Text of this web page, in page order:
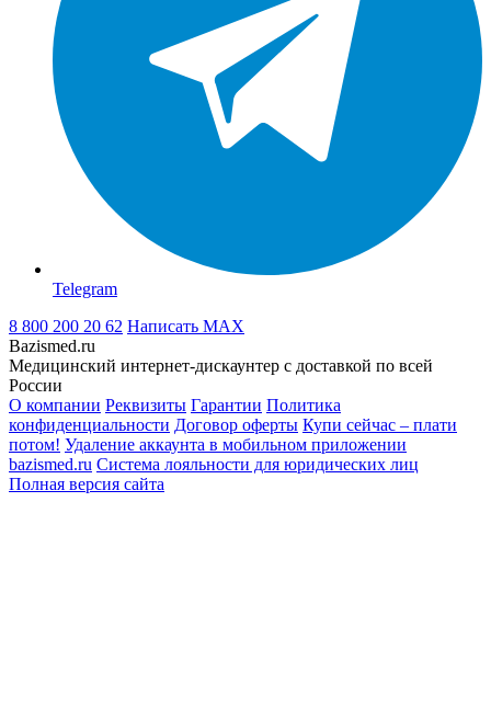
Telegram
8 800 200 20 62 Написать MAX
Bazismed.ru
Медицинский интернет-дискаунтер с доставкой по всей
России
О компании Реквизиты Гарантии Политика
конфиденциальности Договор оферты Купи сейчас – плати
потом! Удаление аккаунта в мобильном приложении
bazismed.ru Система лояльности для юридических лиц
Полная версия сайта